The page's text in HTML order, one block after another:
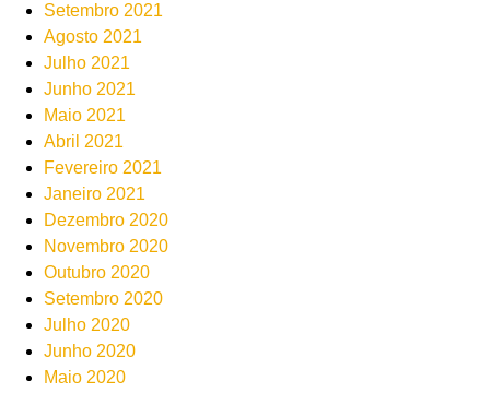
Setembro 2021
Agosto 2021
Julho 2021
Junho 2021
Maio 2021
Abril 2021
Fevereiro 2021
Janeiro 2021
Dezembro 2020
Novembro 2020
Outubro 2020
Setembro 2020
Julho 2020
Junho 2020
Maio 2020